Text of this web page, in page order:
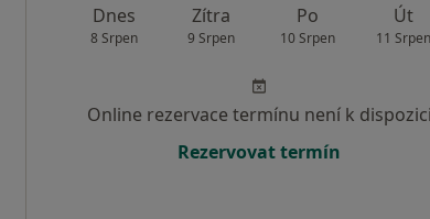
Dnes
8 Srpen
Zítra
9 Srpen
Po
10 Srpen
Út
11 Srpen
Online rezervace termínu není k dispozici
Rezervovat termín